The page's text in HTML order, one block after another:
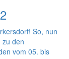
So, nun
zu den
vom 05. bis